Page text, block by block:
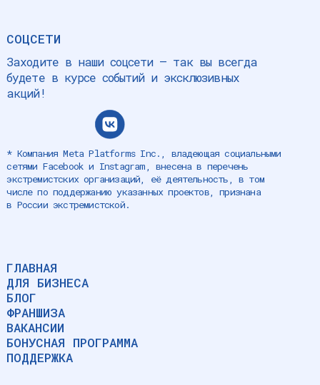
СОЦСЕТИ
Заходите в наши соцсети — так вы всегда
будете в курсе событий и эксклюзивных
акций!
* Компания Meta Platforms Inc., владеющая социальными
сетями Facebook и Instagram, внесена в перечень
экстремистских организаций, её деятельность, в том
числе по поддержанию указанных проектов, признана
в России экстремистской.
ГЛАВНАЯ
ДЛЯ БИЗНЕСА
БЛОГ
ФРАНШИЗА
ВАКАНСИИ
БОНУСНАЯ ПРОГРАММА
ПОДДЕРЖКА